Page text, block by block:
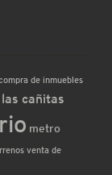
de inmuebles
las cañitas
metro
venta de